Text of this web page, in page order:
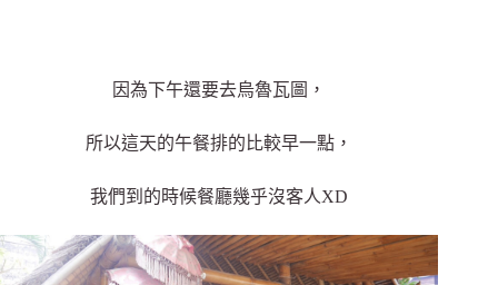
因為下午還要去烏魯瓦圖，
所以這天的午餐排的比較早一點，
我們到的時候餐廳幾乎沒客人XD